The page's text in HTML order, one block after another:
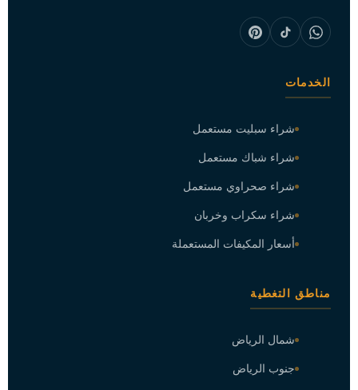
الخدمات
شراء سبليت مستعمل
شراء شباك مستعمل
شراء صحراوي مستعمل
شراء سكراب وخربان
أسعار المكيفات المستعملة
مناطق التغطية
شمال الرياض
جنوب الرياض